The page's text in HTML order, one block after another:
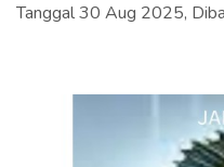
Tanggal 30 Aug 2025,